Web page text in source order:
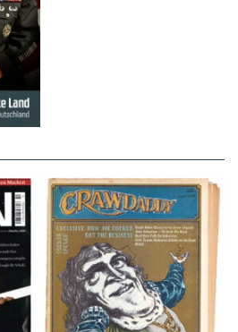
Crawdaddy – June/11/72